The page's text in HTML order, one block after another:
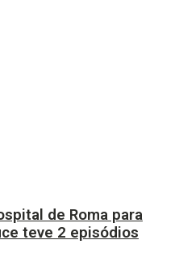
de Roma para
teve 2 episódios